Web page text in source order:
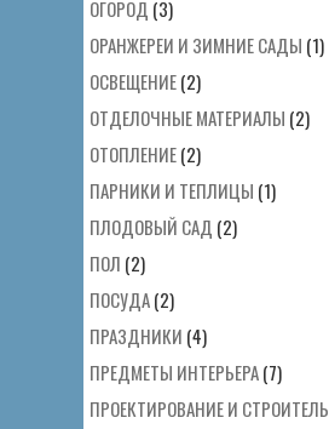
ОГОРОД (3)
ОРАНЖЕРЕИ И ЗИМНИЕ САДЫ (1)
ОСВЕЩЕНИЕ(2)
ОТДЕЛОЧНЫЕ МАТЕРИАЛЫ (2)
ОТОПЛЕНИЕ(2)
ПАРНИКИ И ТЕПЛИЦЫ (1)
ПЛОДОВЫЙ САД (2)
ПОЛ (2)
ПОСУДА(2)
ПРАЗДНИКИ (4)
ПРЕДМЕТЫ ИНТЕРЬЕРА(7)
ПРОЕКТИРОВАНИЕ И